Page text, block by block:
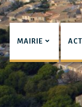
MAIRIE